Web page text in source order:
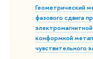
Геометрический
фазового сдвига
конформной
чувствительного